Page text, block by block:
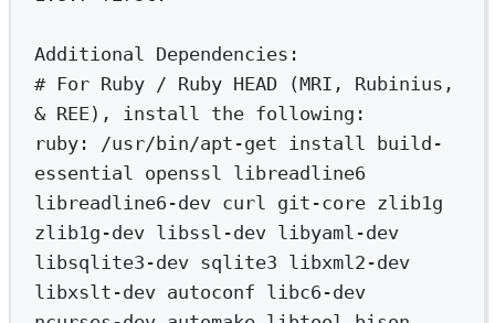
Additional
Dependencies:
# For Ruby / Ruby HEAD (MRI, Rubinius,
& REE), install the following:
ruby:
/usr/bin/apt-get install
build-
essential
openssl
libreadline6
libreadline6-dev curl git-core zlib1g
zlib1g-dev libssl-dev libyaml-dev
libsqlite3-dev sqlite3 libxml2-dev
libxslt-dev autoconf libc6-dev